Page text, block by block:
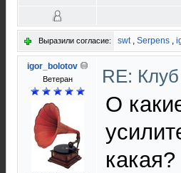
Выразили согласие: swt, Serpens ,
igor_bolotov
Ветеран RE:
О
какая?